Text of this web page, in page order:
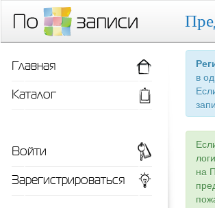
в
на
Главная
Каталог
Войти
Зарегистрироваться